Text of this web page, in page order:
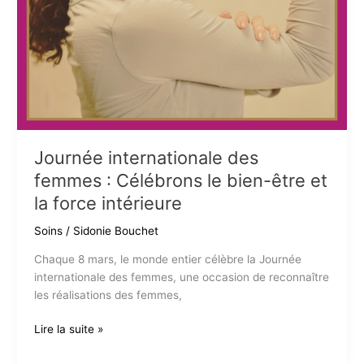
Journée internationale des
femmes : Célébrons le bien-être et
la force intérieure
Soins/ Sidonie Bouchet
Chaque 8 mars, le monde entier célèbre la Journée
internationale des femmes, une occasion de reconnaître
les réalisations des femmes,
Journée
Lire la suite »